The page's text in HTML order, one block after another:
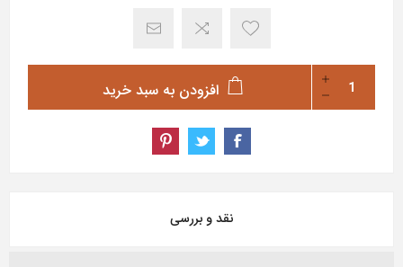
افزودن به سبد خرید
نقد و بررسی